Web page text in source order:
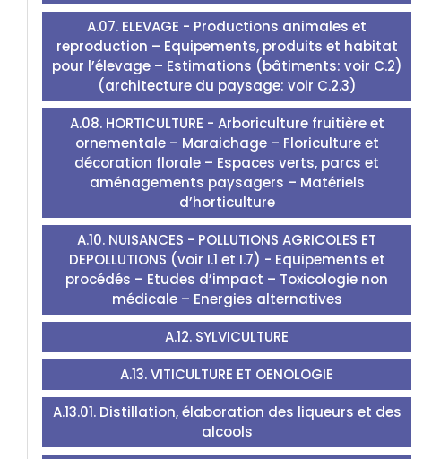
A.07. ELEVAGE - Productions animales et
reproduction – Equipements, produits et habitat
pour l’élevage – Estimations (bâtiments: voir C.2)
(architecture du paysage: voir C.2.3)
A.08. HORTICULTURE - Arboriculture fruitière et
ornementale – Maraichage – Floriculture et
décoration florale – Espaces verts, parcs et
aménagements paysagers – Matériels
d’horticulture
A.10. NUISANCES - POLLUTIONS AGRICOLES ET
DEPOLLUTIONS (voir I.1 et I.7) - Equipements et
procédés – Etudes d’impact – Toxicologie non
médicale – Energies alternatives
A.12. SYLVICULTURE
A.13. VITICULTURE ET OENOLOGIE
A.13.01. Distillation, élaboration des liqueurs et des
alcools